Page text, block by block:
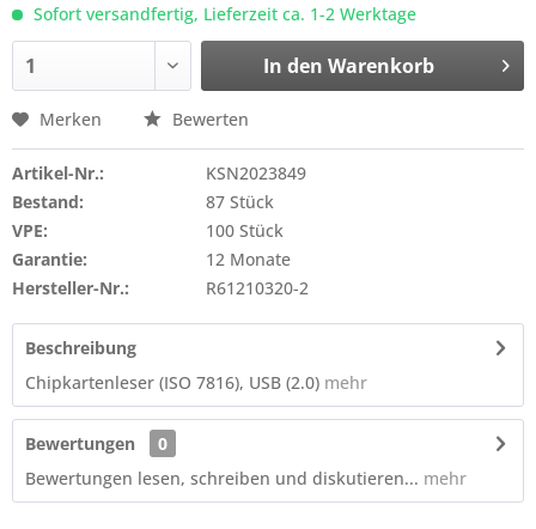
Sofort versandfertig, Lieferzeit ca. 1-2 Werktage
In den Warenkorb
Merken Bewerten
Artikel-Nr.:
KSN2023849
Bestand:
87 Stück
VPE:
100 Stück
Garantie:
12 Monate
Hersteller-Nr.:
R61210320-2
Beschreibung
Chipkartenleser (ISO 7816), USB (2.0) mehr
Bewertungen
0
Bewertungen lesen, schreiben und diskutieren... mehr